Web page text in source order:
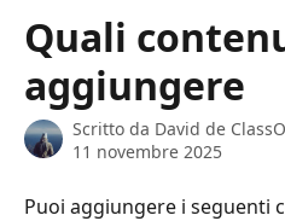
Quali
aggiungere
Scritto da David de
11 novembre 2025
Puoi aggiungere i seguenti